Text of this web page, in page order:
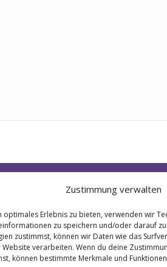
Zustimmung verwalten
optimales Erlebnis zu bieten, verwenden wir
zu speichern und/oder darauf
zustimmst, können wir Daten wie das
Website verarbeiten. Wenn du deine
können bestimmte Merkmale und